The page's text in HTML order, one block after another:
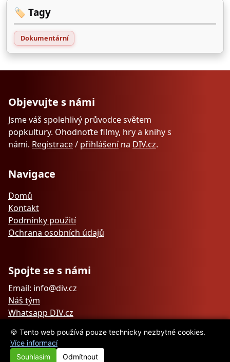
🏷️ Tagy
Dokumentární
Objevujte s námi
Jsme váš spolehlivý průvodce světem
popkultury. Ohodnoťte filmy, hry a knihy s
námi. Registrace/ přihlášenína DIV.cz.
Navigace
Domů
Kontakt
Podmínky použití
Ochrana osobních údajů
Spojte se s námi
Email: info@div.cz
Náš tým
Whatsapp DIV.cz
🍪 Tento web používá pouze technicky nezbytné cookies.
Více informací
Souhlasím
Odmítnout